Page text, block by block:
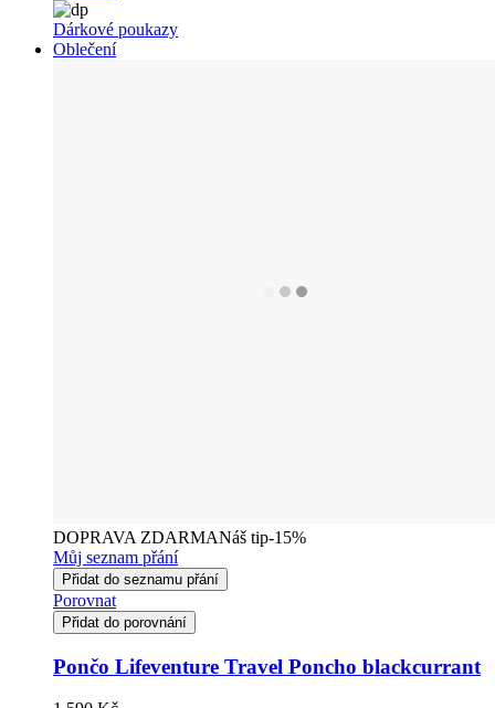
Dárkové poukazy
Oblečení
DOPRAVA ZDARMANáš tip-15%
Můj seznam přání
Přidat do seznamu přání
Porovnat
Přidat do porovnání
Pončo Lifeventure Travel Poncho blackcurrant